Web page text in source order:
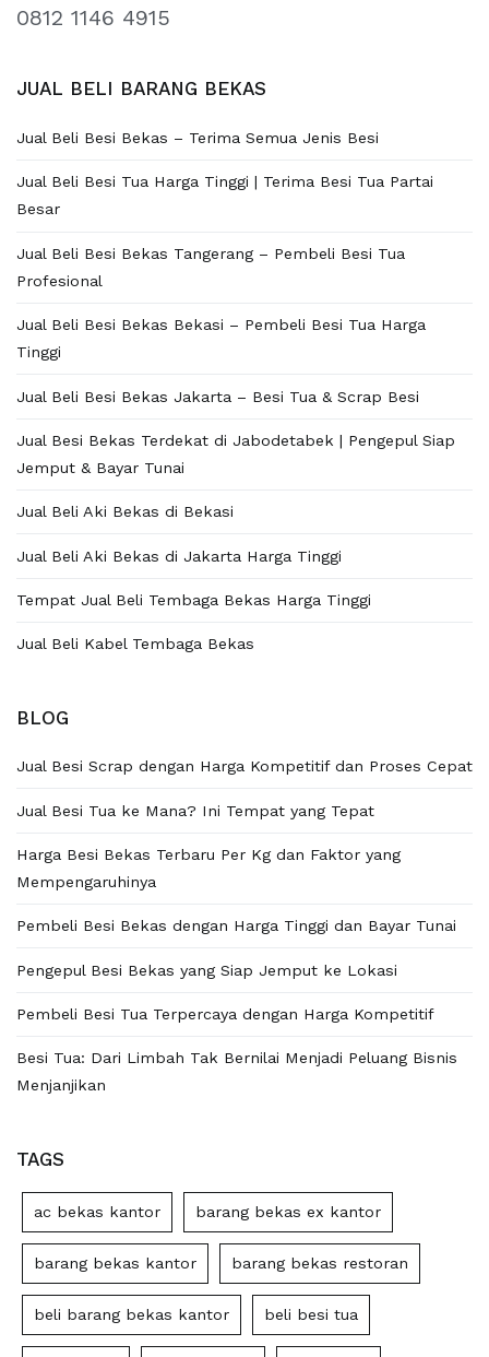
0812 1146 4915
JUAL BELI BARANG BEKAS
Jual Beli Besi Bekas – Terima Semua Jenis Besi
Jual Beli Besi Tua Harga Tinggi | Terima Besi Tua Partai
Besar
Jual Beli Besi Bekas Tangerang – Pembeli Besi Tua
Profesional
Jual Beli Besi Bekas Bekasi – Pembeli Besi Tua Harga
Tinggi
Jual Beli Besi Bekas Jakarta – Besi Tua & Scrap Besi
Jual Besi Bekas Terdekat di Jabodetabek | Pengepul Siap
Jemput & Bayar Tunai
Jual Beli Aki Bekas di Bekasi
Jual Beli Aki Bekas di Jakarta Harga Tinggi
Tempat Jual Beli Tembaga Bekas Harga Tinggi
Jual Beli Kabel Tembaga Bekas
BLOG
Jual Besi Scrap dengan Harga Kompetitif dan Proses Cepat
Jual Besi Tua ke Mana? Ini Tempat yang Tepat
Harga Besi Bekas Terbaru Per Kg dan Faktor yang
Mempengaruhinya
Pembeli Besi Bekas dengan Harga Tinggi dan Bayar Tunai
Pengepul Besi Bekas yang Siap Jemput ke Lokasi
Pembeli Besi Tua Terpercaya dengan Harga Kompetitif
Besi Tua: Dari Limbah Tak Bernilai Menjadi Peluang Bisnis
Menjanjikan
TAGS
ac bekas kantor barang bekas ex kantor
barang bekas kantor barang bekas restoran
beli barang bekas kantor beli besi tua